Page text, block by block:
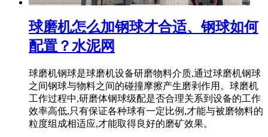
球磨机怎么加钢球才合适、钢球如何
配置？水泥网
球磨机钢球是球磨机设备研磨物料介质,通过球磨机钢球
之间钢球与物料之间的碰撞摩擦产生磨剥作用。球磨机
工作过程中,研磨体钢球级配是否合理关系到设备的工作
效率高低,只有保证各种球有一定比例,才能与被磨物料的
粒度组成相适应,才能取得良好的磨矿效果。